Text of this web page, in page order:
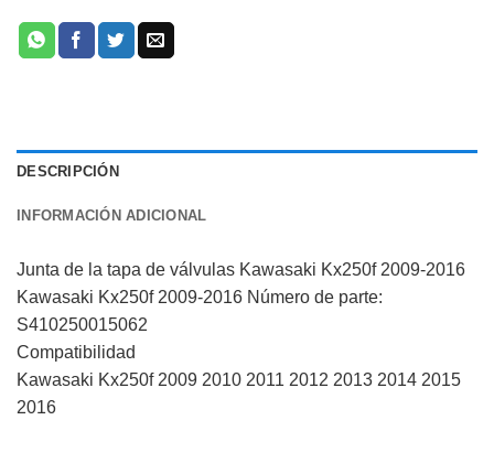
DESCRIPCIÓN
INFORMACIÓN ADICIONAL
Junta de la tapa de válvulas Kawasaki Kx250f 2009-2016
Kawasaki Kx250f 2009-2016 Número de parte:
S410250015062
Compatibilidad
Kawasaki Kx250f 2009 2010 2011 2012 2013 2014 2015
2016